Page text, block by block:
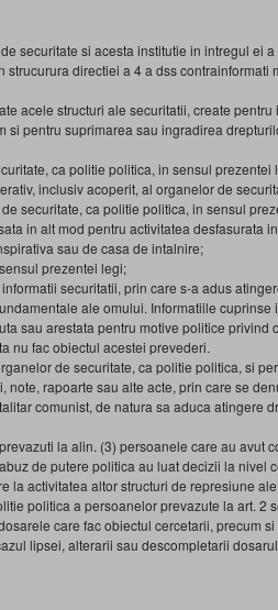
securitate si acesta institutie in intregul ei
strucurura directiei a 4 a dss contrainformati
acele structuri ale securitatii, create
si pentru suprimarea sau ingradirea
ca politie politica, in sensul
inclusiv acoperit, al organelor de
securitate, ca politie politica, in sensul
in alt mod pentru activitatea desfasurata
sau de casa de intalnire;
prezentei legi;
securitatii, prin care s-a adus
ale omului. Informatiile
sau arestata pentru motive politice privind
nu fac obiectul acestei prevederi.
de securitate, ca politie politica, si
note, rapoarte sau alte acte, prin care se
comunist, de natura sa aduca atingere
la alin. (3) persoanele care au avut
de putere politica au luat decizii la nivel
la activitatea altor structuri de represiune
politica a persoanelor prevazute la art. 2
care fac obiectul cercetarii, precum
lipsei, alterarii sau descompletarii